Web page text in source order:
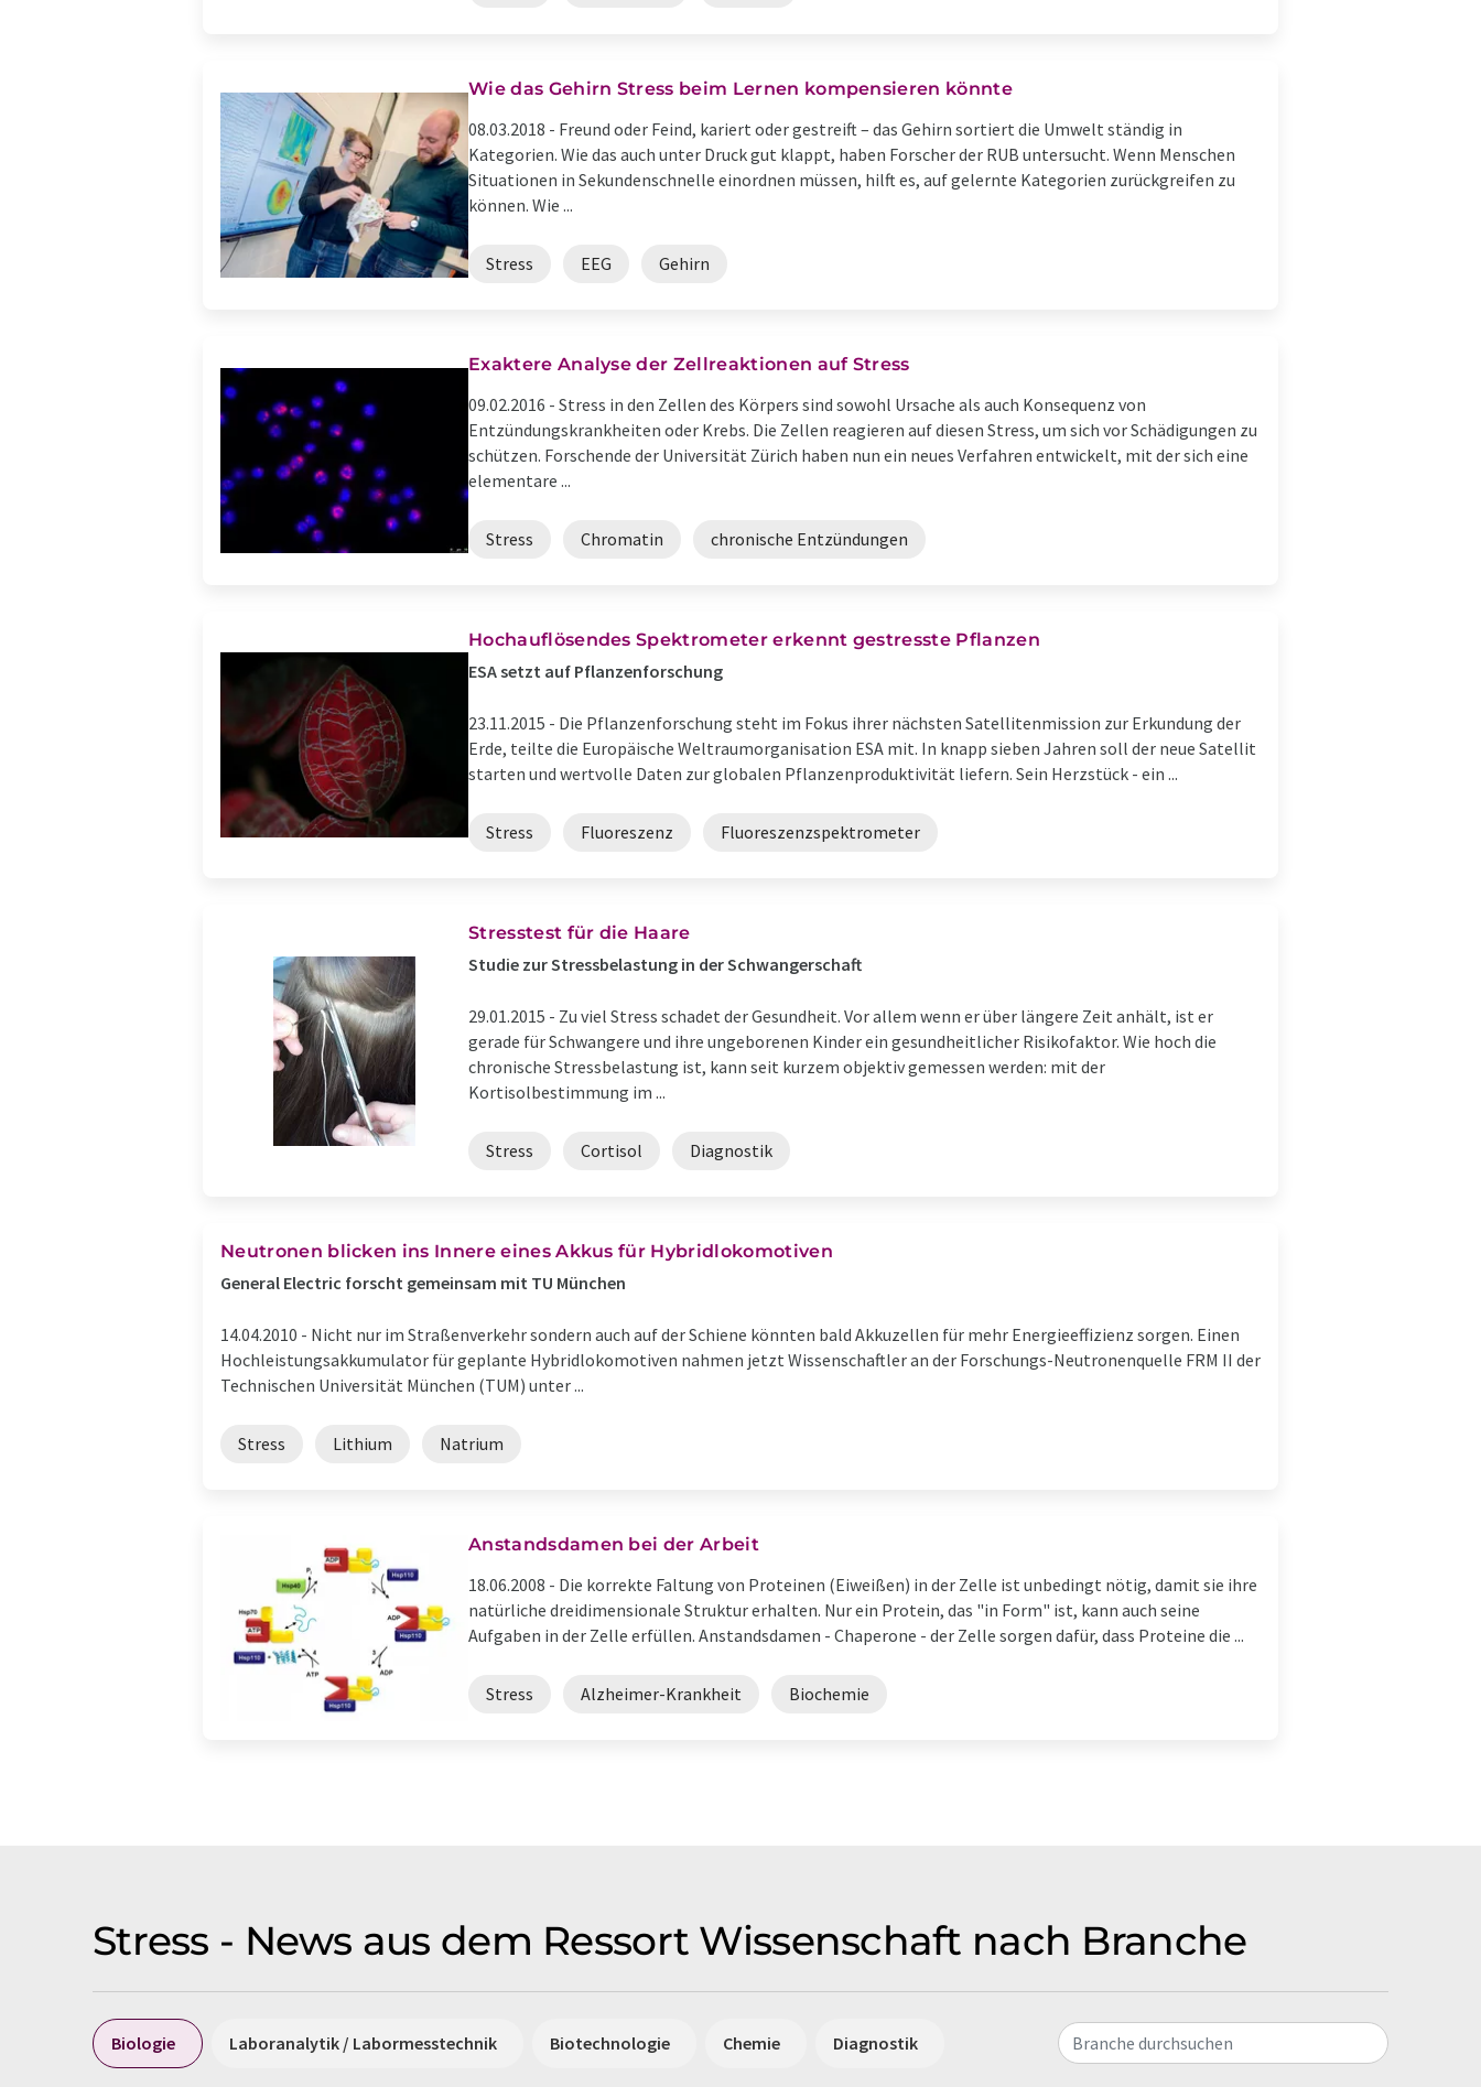
Wie das Gehirn Stress beim Lernen kompensieren könnte
08.03.2018 - Freund oder Feind, kariert oder gestreift – das Gehirn sortiert die Umwelt ständig in
Kategorien. Wie das auch unter Druck gut klappt, haben Forscher der RUB untersucht. Wenn Menschen
Situationen in Sekundenschnelle einordnen müssen, hilft es, auf gelernte Kategorien zurückgreifen zu
können. Wie ...
Stress EEG Gehirn
Exaktere Analyse der Zellreaktionen auf Stress
09.02.2016 - Stress in den Zellen des Körpers sind sowohl Ursache als auch Konsequenz von
Entzündungskrankheiten oder Krebs. Die Zellen reagieren auf diesen Stress, um sich vor Schädigungen zu
schützen. Forschende der Universität Zürich haben nun ein neues Verfahren entwickelt, mit der sich eine
elementare ...
Stress Chromatin chronische Entzündungen
Hochauflösendes Spektrometer erkennt gestresste Pflanzen
ESA setzt auf Pflanzenforschung
23.11.2015 - Die Pflanzenforschung steht im Fokus ihrer nächsten Satellitenmission zur Erkundung der
Erde, teilte die Europäische Weltraumorganisation ESA mit. In knapp sieben Jahren soll der neue Satellit
starten und wertvolle Daten zur globalen Pflanzenproduktivität liefern. Sein Herzstück - ein ...
Stress Fluoreszenz Fluoreszenzspektrometer
Stresstest für die Haare
Studie zur Stressbelastung in der Schwangerschaft
29.01.2015 - Zu viel Stress schadet der Gesundheit. Vor allem wenn er über längere Zeit anhält, ist er
gerade für Schwangere und ihre ungeborenen Kinder ein gesundheitlicher Risikofaktor. Wie hoch die
chronische Stressbelastung ist, kann seit kurzem objektiv gemessen werden: mit der
Kortisolbestimmung im ...
Stress Cortisol Diagnostik
Neutronen blicken ins Innere eines Akkus für Hybridlokomotiven
General Electric forscht gemeinsam mit TU München
14.04.2010 - Nicht nur im Straßenverkehr sondern auch auf der Schiene könnten bald Akkuzellen für mehr Energieeffizienz sorgen. Einen
Hochleistungsakkumulator für geplante Hybridlokomotiven nahmen jetzt Wissenschaftler an der Forschungs-Neutronenquelle FRM II der
Technischen Universität München (TUM) unter ...
Stress Lithium Natrium
Anstandsdamen bei der Arbeit
18.06.2008 - Die korrekte Faltung von Proteinen (Eiweißen) in der Zelle ist unbedingt nötig, damit sie ihre
natürliche dreidimensionale Struktur erhalten. Nur ein Protein, das "in Form" ist, kann auch seine
Aufgaben in der Zelle erfüllen. Anstandsdamen - Chaperone - der Zelle sorgen dafür, dass Proteine die ...
Stress Alzheimer-Krankheit Biochemie
Stress - News aus dem Ressort Wissenschaft nach Branche
Biologie Laboranalytik / Labormesstechnik Biotechnologie Chemie Diagnostik Branche durchsuchen